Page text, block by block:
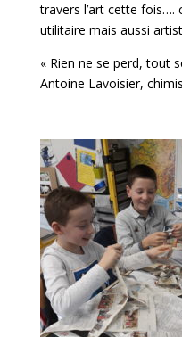
travers l’art cette fois….
utilitaire mais aussi
« Rien ne se perd, tout
Antoine Lavoisier,